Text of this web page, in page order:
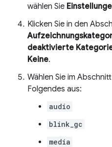
wählen Sie
Klicken Sie in den
deaktivierte
Keine.
Wählen Sie im
Folgendes aus:
audio
blink_gc
media